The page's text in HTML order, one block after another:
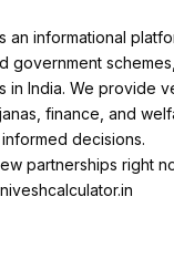
an informational
government
in India. We provide
finance, and
decisions.
partnerships right